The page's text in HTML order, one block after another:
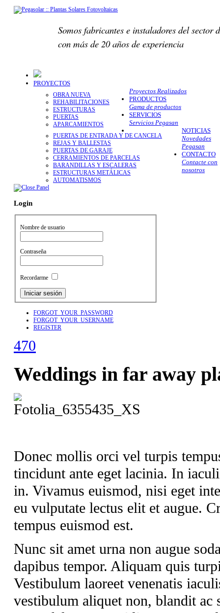
Somos fabricantes e instaladores del sector
con más de 20 años de experiencia
PROYECTOS
Proyectos Realizados
OBRA NUEVA
REHABILITACIONES
ESTRUCTURAS
PUERTAS
APARCAMIENTOS
PRODUCTOS
Gama de productos
PUERTAS DE ENTRADA Y DE CANCELA
REJAS Y BALLESTAS
PUERTAS DE GARAJE
CERRAMIENTOS DE PARCELAS
BARANDILLAS Y ESCALERAS
ESTRUCTURAS METÁLICAS
AUTOMATISMOS
SERVICIOS
Servicios Pegasan
NOTICIAS
Novedades
Pegasan
CONTACTO
Contacte con
nosotros
Login
Nombre de usuario
Contraseña
Recordarme
FORGOT_YOUR_PASSWORD
FORGOT_YOUR_USERNAME
REGISTER
470
Weddings in far away
Donec mollis orci vel turpis
tincidunt ante eget lacinia. In
in. Vivamus euismod, nisi eget
eu vulputate lectus elit et augue.
tempus euismod est.
Nunc sit amet urna non augue
dapibus tempor. Aliquam quis
Vestibulum laoreet venenatis
vestibulum aliquet non, blandit ac